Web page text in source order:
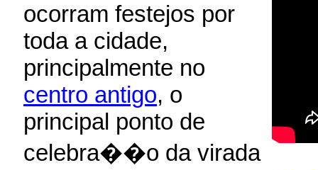
ocorram festejos por
toda a cidade,
principalmente no
centro antigo, o
principal ponto de
celebra��o da virada